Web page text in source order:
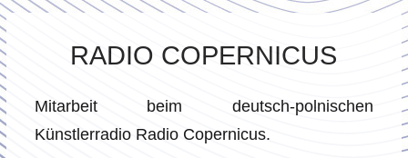
RADIO COPERNICUS
Mitarbeit beim deutsch-polnischen
Künstlerradio Radio Copernicus.